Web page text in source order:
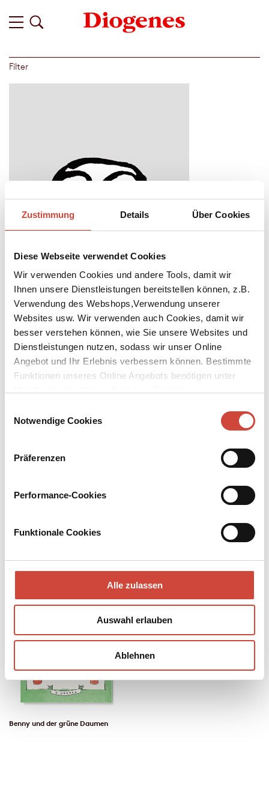
Zustimmung Details Über Cookies
Diese Webseite verwendet Cookies
Wir verwenden Cookies und andere Tools, damit wir
Ihnen unsere Dienstleistungen bereitstellen können, z.B.
Verwendung des Webshops,Verwendung unserer
Websites usw. Wir verwenden auch Cookies, damit wir
besser verstehen können, wie Sie unsere Websites und
Dienstleistungen nutzen, sodass wir unser Online
Angebot und Ihr Erlebnis verbessern können. Bestimmte
Funktionen unseres Online Angebots benötigen unter
Notwendige Cookies
Präferenzen
Performance-Cookies
Funktionale Cookies
Alle zulassen
Auswahl erlauben
Ablehnen
Filter
Download Bilddatei ↘
Millicent E. Selsam
Millicent Ellis Selsam (1912–1996) war eine amerikanische
Biologin und Kinderbuchautorin. Mit ihrem ersten Buch ›Egg to
Chick‹ startete sie 1946 die Reihe ›I can read‹ bei Harper, die
schrieb sie über hundert Kinderbücher und wurde mehrfach
ausgezeichnet, unter anderem 1965 mit dem Thomas Edison Mass
Benny und der grüne Daumen